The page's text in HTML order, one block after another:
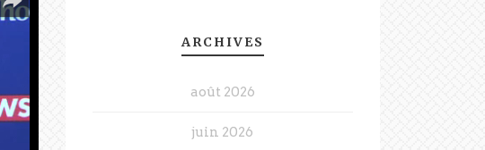
ARCHIVES
août 2026
juin 2026